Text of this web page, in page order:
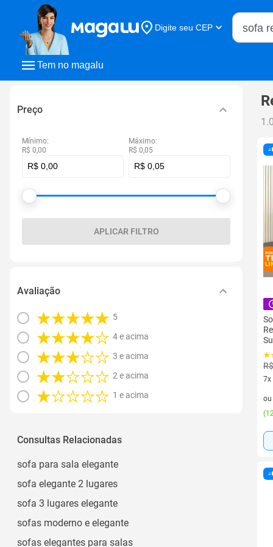
Tem no magalu
Digite seu CEP
Buscar
Preço
Mínimo:
R$ 0,00
Máximo:
R$ 0,05
APLICAR FILTRO
Avaliação
5
4 e acima
3 e acima
2 e acima
1 e acima
Consultas Relacionadas
sofa para sala elegante
sofa elegante 2 lugares
sofa 3 lugares elegante
sofas moderno e elegante
sofas elegantes para salas
7x
7
ou
(